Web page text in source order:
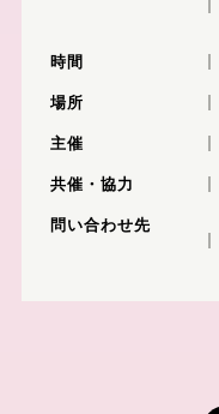
時間
場所
主催
共催・協力
問い合わせ先